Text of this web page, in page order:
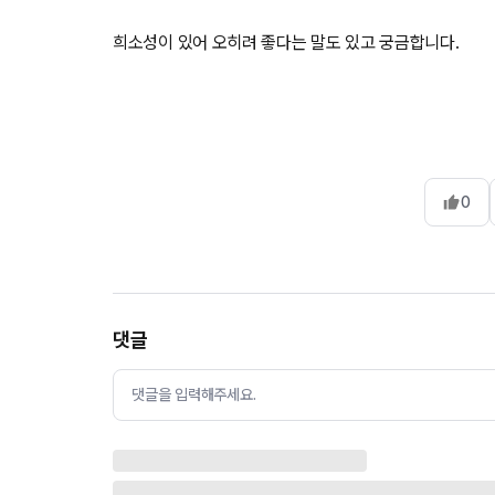
희소성이 있어 오히려 좋다는 말도 있고 궁금합니다.
0
댓글
댓글을 입력해주세요.